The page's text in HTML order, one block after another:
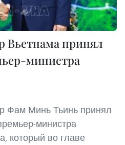
Вьетнама принял
министра
Фам Минь Тьинь принял
министра
который во главе